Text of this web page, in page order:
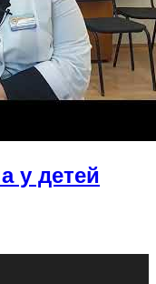
у детей